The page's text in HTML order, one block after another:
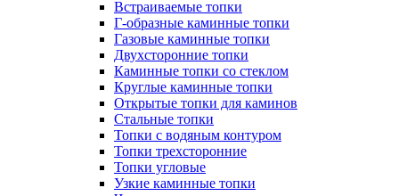
Встраиваемые топки
Г-образные каминные топки
Газовые каминные топки
Двухсторонние топки
Каминные топки со стеклом
Круглые каминные топки
Открытые топки для каминов
Стальные топки
Топки с водяным контуром
Топки трехсторонние
Топки угловые
Узкие каминные топки